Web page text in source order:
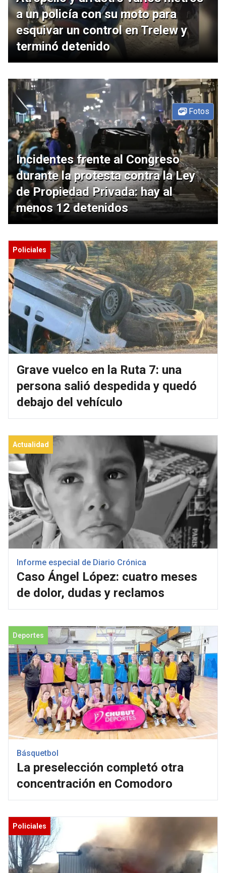
a un policía con su moto para
esquivar un control en Trelew y
terminó detenido
Incidentes frente al Congreso
durante la protesta contra la Ley
de Propiedad Privada: hay al
menos 12 detenidos
Fotos
Policiales
Grave vuelco en la Ruta 7: una
persona salió despedida y quedó
debajo del vehículo
Actualidad
Informe especial de Diario Crónica
Caso Ángel López: cuatro meses
de dolor, dudas y reclamos
Deportes
Básquetbol
La preselección completó otra
concentración en Comodoro
Policiales